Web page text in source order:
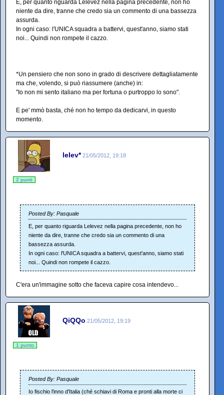
E, per quanto riguarda Lelevez nella pagina precedente, non ho
niente da dire, tranne che credo sia un commento di una bassezza
assurda.
In ogni caso: l'UNICA squadra a battervi, quest'anno, siamo stati
noi... Quindi non rompete il cazzo.
*Un pensiero che non sono in grado di descrivere dettagliatamente
ma che, volendo, si può riassumere (anche) in:
"Io non mi sento italiano ma per fortuna o purtroppo lo sono".
E pe' mmò basta, ché non ho tempo da dedicarvi, in questo
momento.
lelev* 21/05/2012, 19:18
2 punti
Posted By: Pasquale
E, per quanto riguarda Lelevez nella pagina precedente, non ho
niente da dire, tranne che credo sia un commento di una
bassezza assurda.
In ogni caso: l'UNICA squadra a battervi, quest'anno, siamo stati
noi... Quindi non rompete il cazzo.
C'era un'immagine sotto che faceva capire cosa intendevo...
QiQQo 21/05/2012, 19:19
1 punto
Posted By: Pasquale
Io fischio l'inno d'Italia (ché schiavi di Roma e pronti alla morte ci